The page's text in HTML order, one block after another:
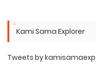
Kami Sama Explorer
Tweets by kamisamaexp